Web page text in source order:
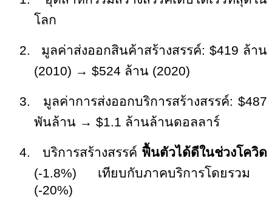
โลก
2. มูลค่าส่งออกสินค้าสร้างสรรค์: $419 ล้าน
(2010) → $524 ล้าน (2020)
3. มูลค่าการส่งออกบริการสร้างสรรค์: $487
พันล้าน → $1.1 ล้านล้านดอลลาร์
4. บริการสร้างสรรค์ ฟื้นตัวได้ดีในช่วงโควิด
(-1.8%) เทียบกับภาคบริการโดยรวม
(-20%)